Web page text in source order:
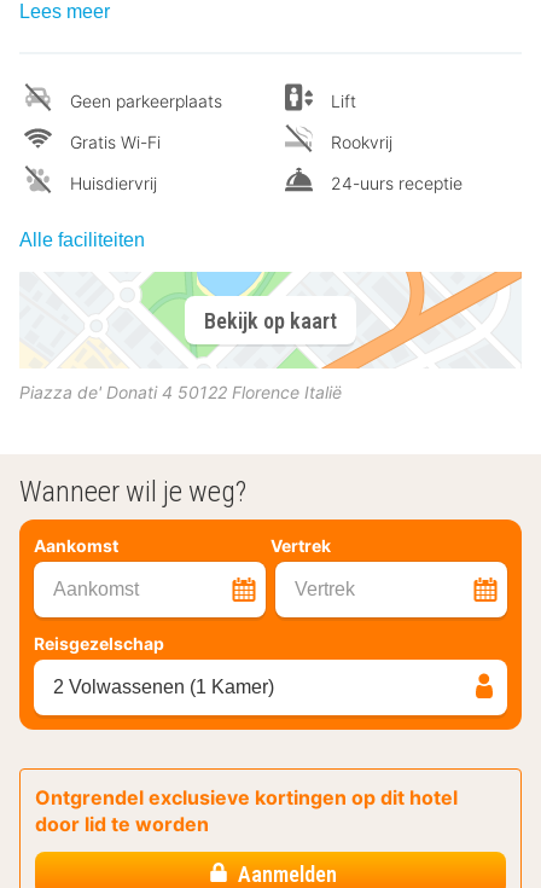
Lees meer
Geen parkeerplaats
Gratis Wi-Fi
Huisdiervrij
Lift
Rookvrij
24-uurs receptie
Alle faciliteiten
Bekijk op kaart
Piazza de' Donati 4 50122 Florence Italië
Wanneer wil je weg?
Aankomst Vertrek
Aankomst Vertrek
Reisgezelschap
2 Volwassenen (1 Kamer)
Ontgrendel exclusieve kortingen op dit hotel
door lid te worden
Aanmelden